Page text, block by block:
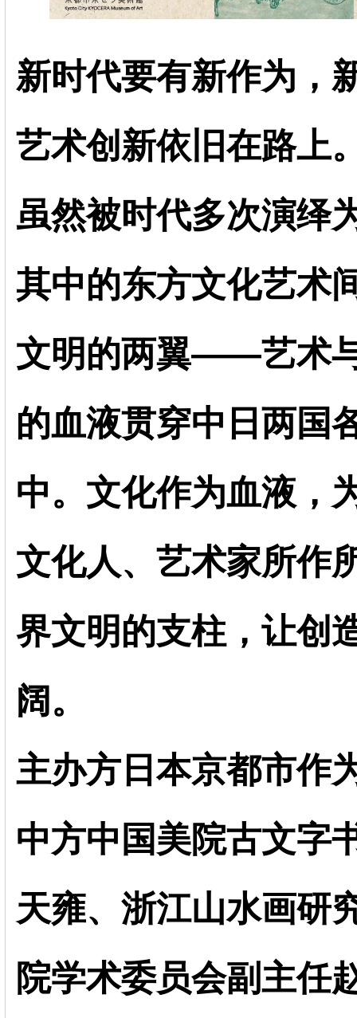
新时代要有新作为，
艺术创新依旧在路上
虽然被时代多次演绎
其中的东方文化艺术
文明的两翼——艺术
的血液贯穿中日两国
中。文化作为血液，
文化人、艺术家所作
界文明的支柱，让创
阔。
主办方日本京都市作
中方中国美院古文字
天雍、浙江山水画研
院学术委员会副主任